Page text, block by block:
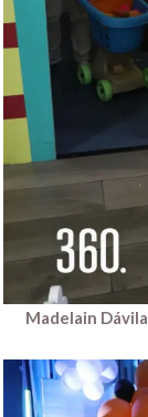
Madelain